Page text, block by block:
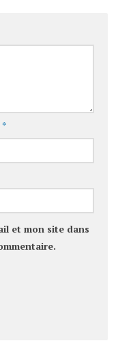
*
et mon site dans